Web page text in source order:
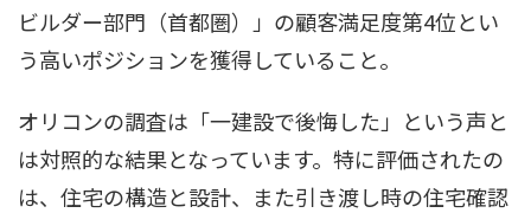
ビルダー部門（首都圏）」の顧客満足度第4位とい
う高いポジションを獲得していること。
オリコンの調査は「一建設で後悔した」という声と
は対照的な結果となっています。特に評価されたの
は、住宅の構造と設計、また引き渡し時の住宅確認